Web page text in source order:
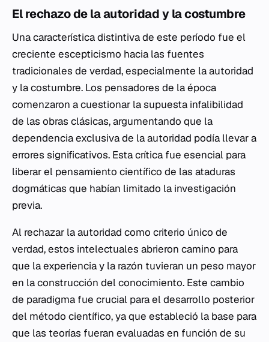
El rechazo de la autoridad y la costumbre
Una característica distintiva de este período fue el
creciente escepticismo hacia las fuentes
tradicionales de verdad, especialmente la autoridad
y la costumbre. Los pensadores de la época
comenzaron a cuestionar la supuesta infalibilidad
de las obras clásicas, argumentando que la
dependencia exclusiva de la autoridad podía llevar a
errores significativos. Esta crítica fue esencial para
liberar el pensamiento científico de las ataduras
dogmáticas que habían limitado la investigación
previa.
Al rechazar la autoridad como criterio único de
verdad, estos intelectuales abrieron camino para
que la experiencia y la razón tuvieran un peso mayor
en la construcción del conocimiento. Este cambio
de paradigma fue crucial para el desarrollo posterior
del método científico, ya que estableció la base para
que las teorías fueran evaluadas en función de su